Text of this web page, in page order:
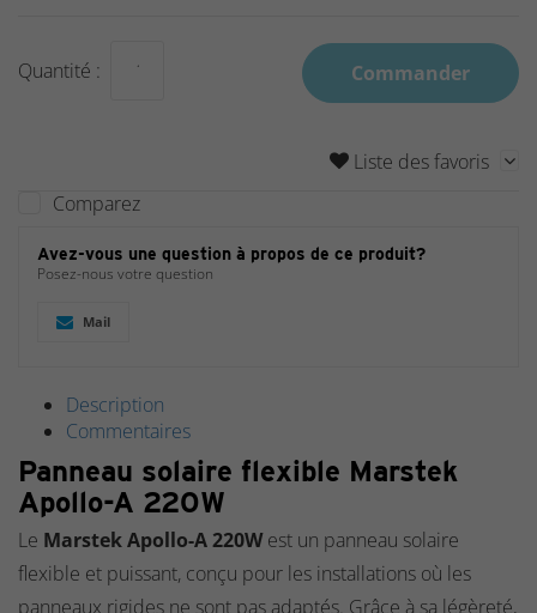
Quantité : Commander
Liste des favoris
Comparez
Avez-vous une question à propos de ce produit?
Posez-nous votre question
Mail
Description
Commentaires
Panneau solaire flexible Marstek
Apollo-A 220W
Le Marstek Apollo-A 220West un panneau solaire
flexible et puissant, conçu pour les installations où les
panneaux rigides ne sont pas adaptés. Grâce à sa légèreté,